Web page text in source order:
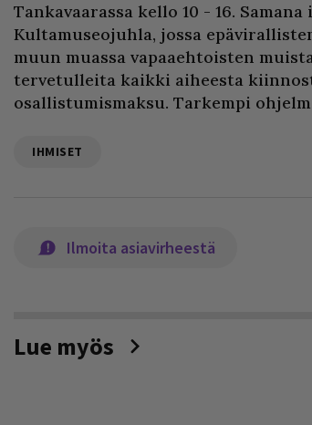
Tankavaarassa kello 10 - 16.
Kultamuseojuhla, jossa
muun muassa vapaaehtoisten
tervetulleita kaikki aiheesta
osallistumismaksu. Tarkempi
IHMISET
Ilmoita asiavirheestä
Lue myös